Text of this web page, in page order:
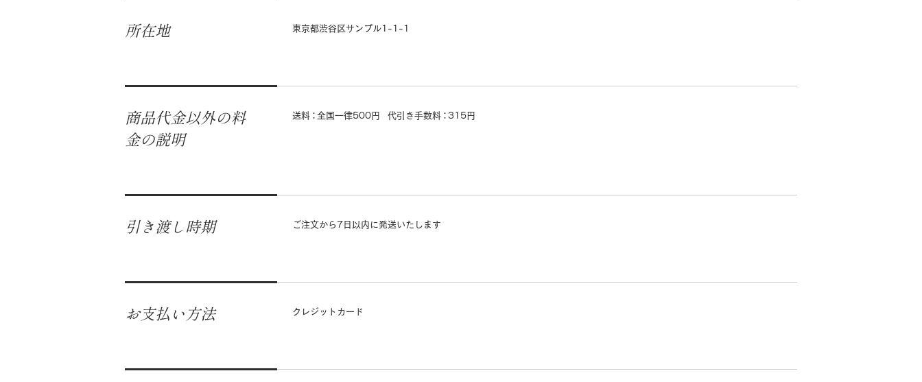
所在地 東京都渋谷区サンプル1-1-1
商品代金以外の料
金の説明
送料：全国一律500円 代引き手数料：315円
引き渡し時期 ご注文から7日以内に発送いたします
お支払い方法 クレジットカード